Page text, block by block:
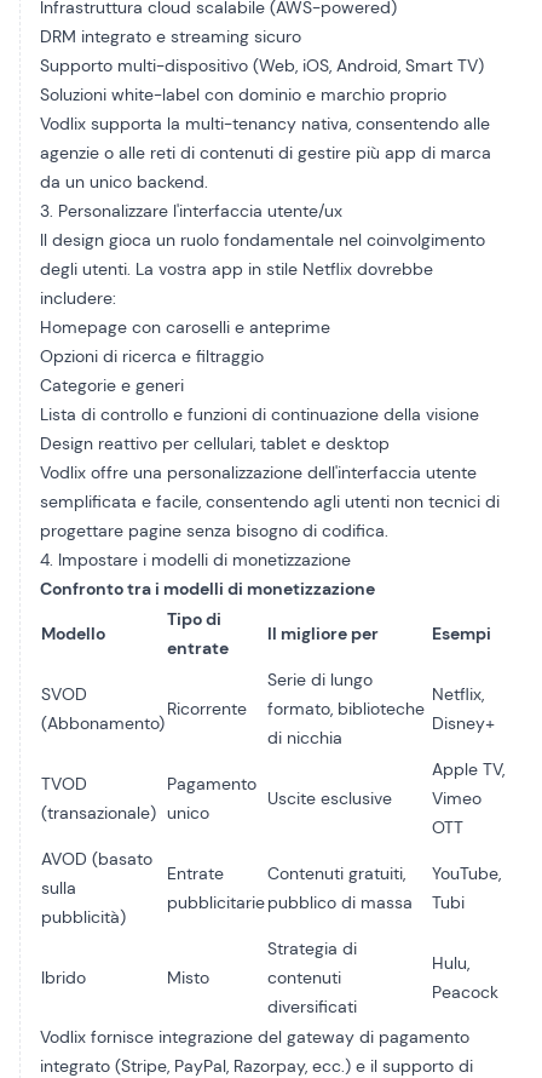
Infrastruttura cloud scalabile (AWS-powered)
DRM integrato e streaming sicuro
Supporto multi-dispositivo (Web, iOS, Android, Smart TV)
Soluzioni white-label con dominio e marchio proprio
Vodlix supporta la multi-tenancy nativa, consentendo alle
agenzie o alle reti di contenuti di gestire più app di marca
da un unico backend.
3. Personalizzare l'interfaccia utente/ux
Il design gioca un ruolo fondamentale nel coinvolgimento
degli utenti. La vostra app in stile Netflix dovrebbe
includere:
Homepage con caroselli e anteprime
Opzioni di ricerca e filtraggio
Categorie e generi
Lista di controllo e funzioni di continuazione della visione
Design reattivo per cellulari, tablet e desktop
Vodlix offre una personalizzazione dell'interfaccia utente
semplificata e facile, consentendo agli utenti non tecnici di
progettare pagine senza bisogno di codifica.
4. Impostare i modelli di monetizzazione
Confronto tra i modelli di monetizzazione
Modello
Tipo di
entrate
Il migliore per Esempi
SVOD
(Abbonamento)
Ricorrente
Serie di lungo
formato, biblioteche
di nicchia
Netflix,
Disney+
TVOD
(transazionale)
Pagamento
unico
Uscite esclusive
Apple TV,
Vimeo
OTT
AVOD (basato
sulla
pubblicità)
Entrate
pubblicitarie
Contenuti gratuiti,
pubblico di massa
YouTube,
Tubi
Ibrido Misto
Strategia di
contenuti
diversificati
Hulu,
Peacock
Vodlix fornisce integrazione del gateway di pagamento
integrato (Stripe, PayPal, Razorpay, ecc.) e il supporto di